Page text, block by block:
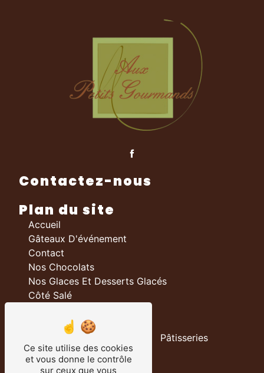
Contactez-nous
Plan du site
Accueil
Gâteaux D'événement
Contact
Nos Chocolats
Nos Glaces Et Desserts Glacés
Côté Salé
Nos prestations
Boulangerie
Chocolateries
Traiteur
Pâtisseries
Ce site utilise des cookies
et vous donne le contrôle
sur ceux que vous